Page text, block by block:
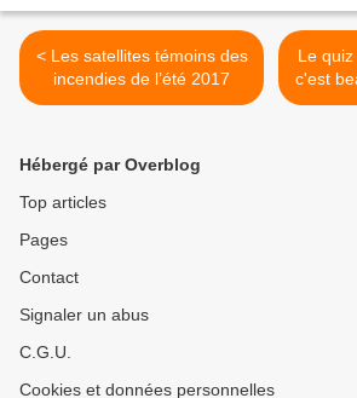
< Les satellites témoins des
incendies de l’été 2017
Le
c'est
Hébergé par Overblog
Top articles
Pages
Contact
Signaler un abus
C.G.U.
Cookies et données personnelles